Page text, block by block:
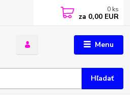
Menu
Hľadať
0 ks
za 0,00 EUR